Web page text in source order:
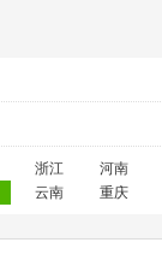
浙江
河南
云南 重庆